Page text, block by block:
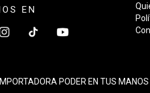
EN
PODER EN TUS